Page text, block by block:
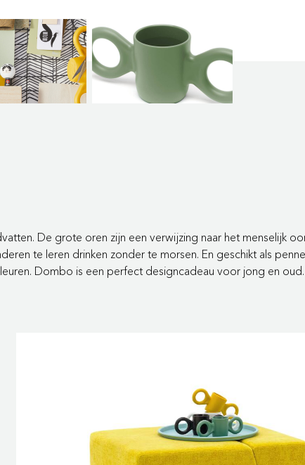
De grote oren zijn een verwijzing naar het menselijk
te leren drinken zonder te morsen. En geschikt als
Dombo is een perfect designcadeau voor jong en oud.